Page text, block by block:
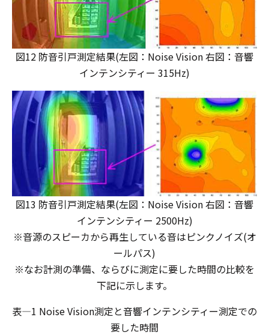
図12 防音引戸測定結果(左図：Noise Vision 右図：音響
インテンシティー 315Hz)
図13 防音引戸測定結果(左図：Noise Vision 右図：音響
インテンシティー 2500Hz)
※音源のスピーカから再生している音はピンクノイズ(オ
ールパス)
※なお計測の準備、ならびに測定に要した時間の比較を
下記に示します。
表―1 Noise Vision測定と音響インテンシティー測定での
要した時間